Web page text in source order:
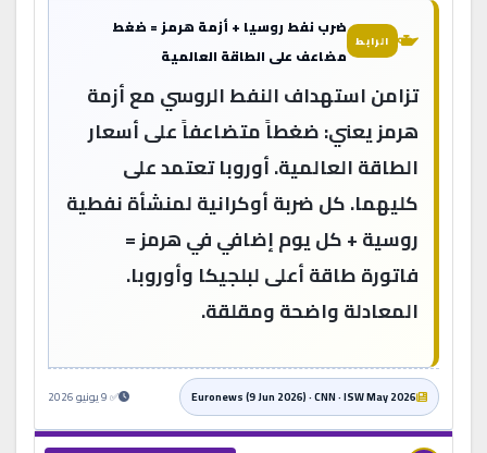
الرابط
ضرب نفط روسيا + أزمة هرمز = ضغط
مضاعف على الطاقة العالمية
تزامن استهداف النفط الروسي مع أزمة
هرمز يعني: ضغطاً متضاعفاً على أسعار
الطاقة العالمية. أوروبا تعتمد على
كليهما. كل ضربة أوكرانية لمنشأة نفطية
روسية + كل يوم إضافي في هرمز =
فاتورة طاقة أعلى لبلجيكا وأوروبا.
المعادلة واضحة ومقلقة.
Euronews (9 Jun 2026) · CNN · ISW May 2026